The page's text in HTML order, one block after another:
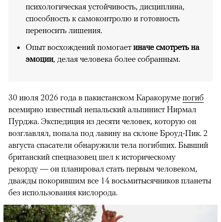
психологическая устойчивость, дисциплина,
способность к самоконтролю и готовность
переносить лишения.
Опыт восхождений помогает иначе смотреть на
эмоции, делая человека более собранным.
30 июля 2026 года в пакистанском Каракоруме погиб
всемирно известный непальский альпинист Нирмал
Пурджа. Экспедиция из десяти человек, которую он
возглавлял, попала под лавину на склоне Броуд-Пик. 2
августа спасатели обнаружили тела погибших. Бывший
британский спецназовец шел к историческому
рекорду — он планировал стать первым человеком,
дважды покорившим все 14 восьмитысячников планеты
без использования кислорода.